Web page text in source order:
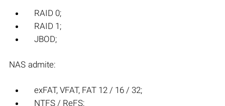
RAID 0;
RAID 1;
JBOD;
NAS admite:
exFAT, VFAT, FAT 12 / 16 / 32;
NTFS / ReFS;